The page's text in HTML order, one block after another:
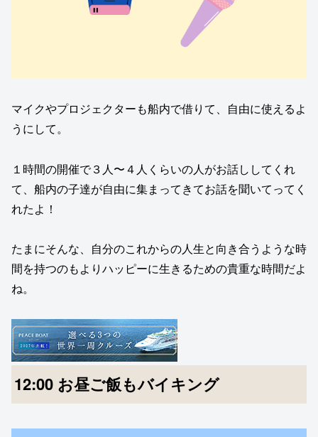
マイクやプロジェクターも船内で借りて、自由に使えるよ
うにして。
１時間の開催で３人〜４人くらいの人がお話ししてくれ
て、船内の子達が自由に集まってきてお話を聞いてってく
れたよ！
たまにそんな、自分のこれからの人生と向き合うような時
間を持つのもよりハッピーに生きるための貴重な時間だよ
ね。
12:00 お昼ご飯もバイキング